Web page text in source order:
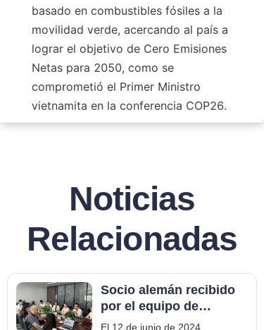
basado en combustibles fósiles a la
movilidad verde, acercando al país a
lograr el objetivo de Cero Emisiones
Netas para 2050, como se
comprometió el Primer Ministro
vietnamita en la conferencia COP26.
Noticias
Relacionadas
Socio alemán recibido
por el equipo de
MARUIKEL para la
El 12 de junio de 2024,